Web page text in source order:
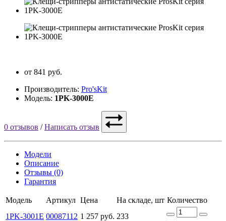
от 841 руб.
Производитель: Pro'sKit
Модель: 1PK-3000E
0 отзывов /Написать отзыв
Модели
Описание
Отзывы (0)
Гарантия
Модель Артикул Цена На складе, шт Количество
1PK-3001E 00087112 1 257 руб. 233